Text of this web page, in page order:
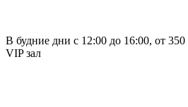
В будние дни с 12:00 до 16:00, от 350
VIP зал